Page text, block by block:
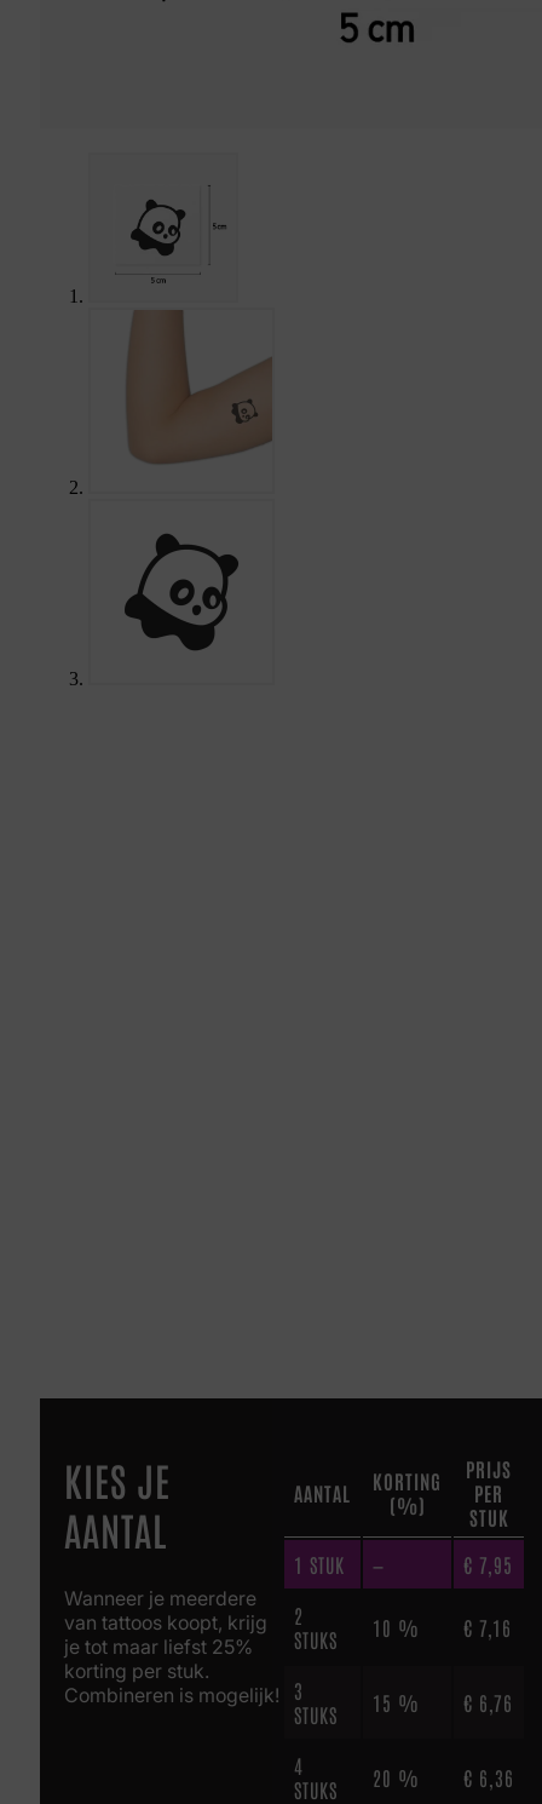
KIES JE
AANTAL
Wanneer je meerdere
van tattoos koopt, krijg
je tot maar liefst 25%
korting per stuk.
Combineren is mogelijk!
AANTAL
KORTING
(%)
PRIJS
PER
STUK
1 STUK — € 7,95
2
STUKS
10 % € 7,16
3
STUKS
15 % € 6,76
4
STUKS
20 % € 6,36